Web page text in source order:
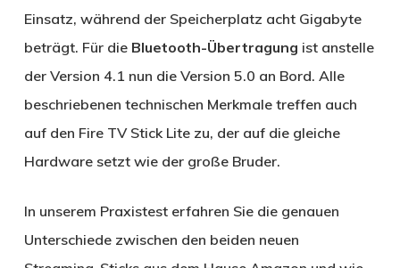
Einsatz, während der Speicherplatz acht Gigabyte
beträgt. Für die Bluetooth-Übertragung ist anstelle
der Version 4.1 nun die Version 5.0 an Bord. Alle
beschriebenen technischen Merkmale treffen auch
auf den Fire TV Stick Lite zu, der auf die gleiche
Hardware setzt wie der große Bruder.
In unserem Praxistest erfahren Sie die genauen
Unterschiede zwischen den beiden neuen